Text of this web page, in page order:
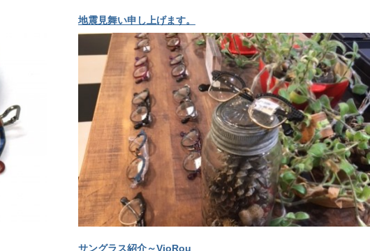
地震見舞い申し上げます。
サングラス紹介～VioRou